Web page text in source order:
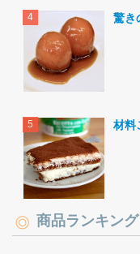
驚き
材料
商品ランキング